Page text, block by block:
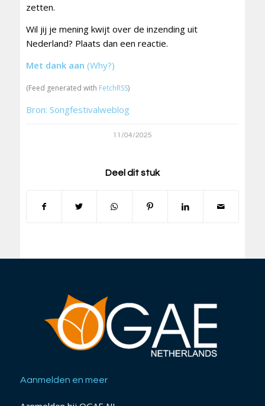
zetten.
Wil jij je mening kwijt over de inzending uit
Nederland? Plaats dan een reactie.
Met dank aan (Why?)
(Feed generated with FetchRSS)
Bron: Songfestivalweblog
11/04/2025
Deel dit stuk
Aanmelden en meer